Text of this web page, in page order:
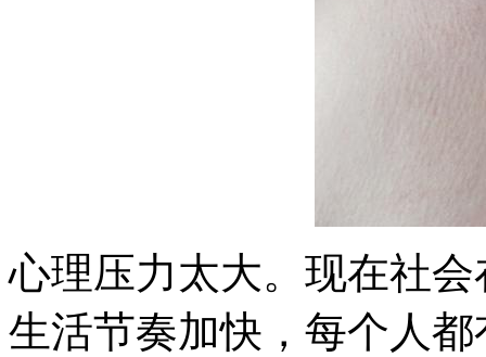
心理压力太大。现在社
生活节奏加快，每个人